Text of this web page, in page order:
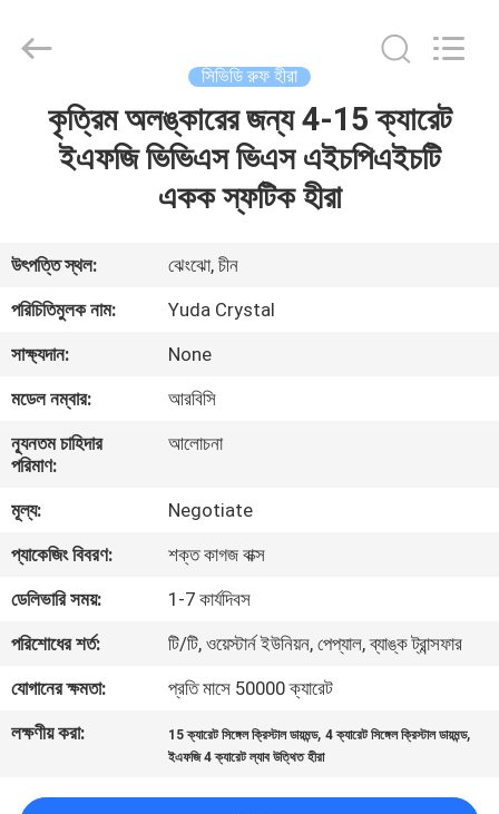
আমাদের
সম্পর্কে
কারখানা
ভ্রমণ
নিয়ন্ত্রণ
যোগাযোগ
করুন
খবর
Crystal
Co.,Ltd.
সিভিডি রুফ হীরা
কৃত্রিম অলঙ্কারের জন্য 4-15 ক্যারেট
ইএফজি ভিভিএস ভিএস এইচপিএইচটি
একক স্ফটিক হীরা
উৎপত্তি স্থল:
ঝেংঝো, চীন
পরিচিতিমুলক নাম:
Yuda Crystal
সাক্ষ্যদান:
None
মডেল নম্বার:
আরবিসি
ন্যূনতম চাহিদার
পরিমাণ:
আলোচনা
মূল্য:
Negotiate
প্যাকেজিং বিবরণ:
শক্ত কাগজ বাক্স
ডেলিভারি সময়:
1-7 কার্যদিবস
পরিশোধের শর্ত:
টি/টি, ওয়েস্টার্ন ইউনিয়ন, পেপ্যাল, ব্যাঙ্ক ট্রান্সফার
যোগানের ক্ষমতা:
প্রতি মাসে 50000 ক্যারেট
লক্ষণীয় করা:
15 ক্যারেট সিঙ্গেল ক্রিস্টাল ডায়মন্ড,4 ক্যারেট সিঙ্গেল ক্রিস্টাল ডায়মন্ড,
ইএফজি 4 ক্যারেট ল্যাব উত্থিত হীরা